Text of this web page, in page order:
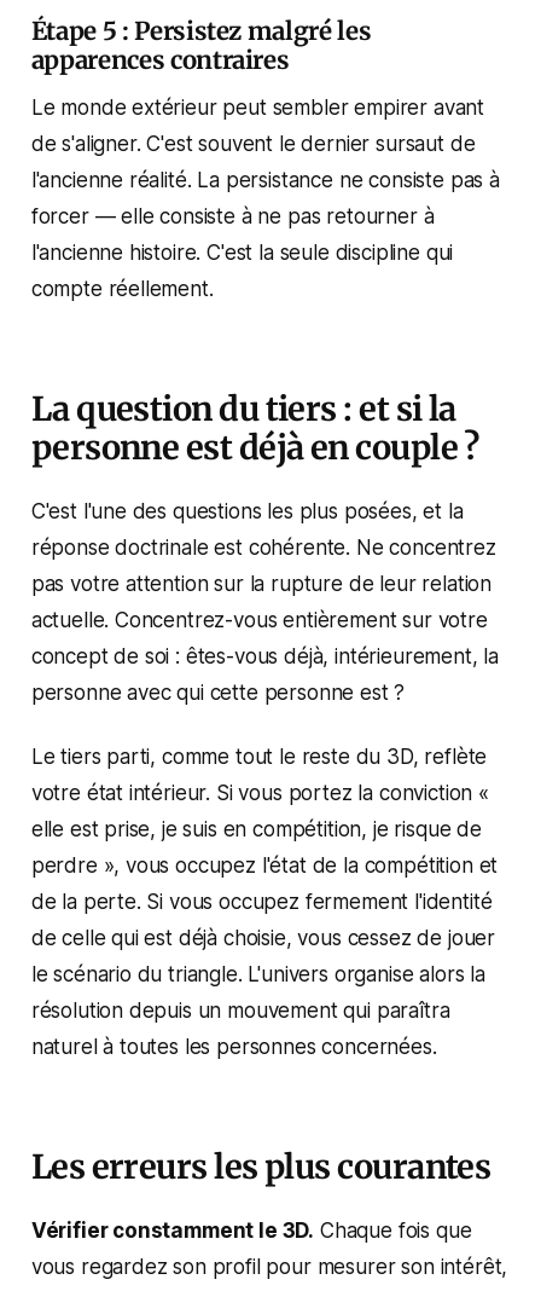
Étape 5 : Persistez malgré les
apparences contraires
Le monde extérieur peut sembler empirer avant
de s'aligner. C'est souvent le dernier sursaut de
l'ancienne réalité. La persistance ne consiste pas à
forcer — elle consiste à ne pas retourner à
l'ancienne histoire. C'est la seule discipline qui
compte réellement.
La question du tiers : et si la
personne est déjà en couple ?
C'est l'une des questions les plus posées, et la
réponse doctrinale est cohérente. Ne concentrez
pas votre attention sur la rupture de leur relation
actuelle. Concentrez-vous entièrement sur votre
concept de soi : êtes-vous déjà, intérieurement, la
personne avec qui cette personne est ?
Le tiers parti, comme tout le reste du 3D, reflète
votre état intérieur. Si vous portez la conviction «
elle est prise, je suis en compétition, je risque de
perdre », vous occupez l'état de la compétition et
de la perte. Si vous occupez fermement l'identité
de celle qui est déjà choisie, vous cessez de jouer
le scénario du triangle. L'univers organise alors la
résolution depuis un mouvement qui paraîtra
naturel à toutes les personnes concernées.
Les erreurs les plus courantes
Vérifier constamment le 3D. Chaque fois que
vous regardez son profil pour mesurer son intérêt,